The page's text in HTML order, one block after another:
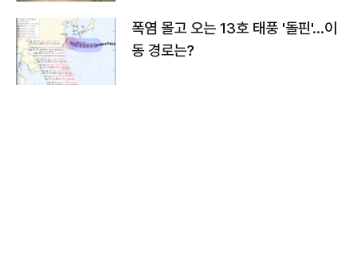
폭염 몰고 오는 13호 태풍 '돌핀'…이
동 경로는?